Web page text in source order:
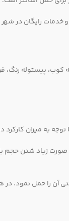
رایگان در شهر
پیستوله
زیاد شدن حجم
حمل نمود. در